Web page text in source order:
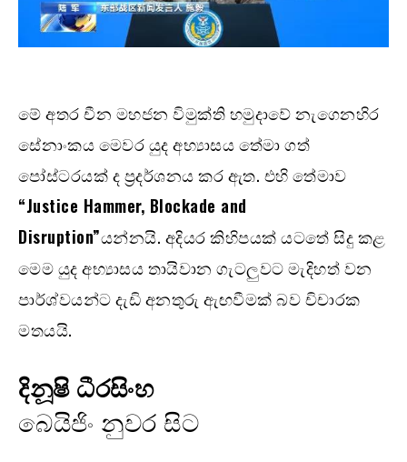
මේ අතර චීන මහජන විමුක්ති හමුදාවේ නැගෙනහිර
සේනාංකය මෙවර යුද අභ්‍යාසය තේමා ගත්
පෝස්ටරයක් ද ප්‍රදර්ශනය කර ඇත. එහි තේමාව
“Justice Hammer, Blockade and
Disruption”යන්නයි. අදියර කිහිපයක් යටතේ සිදු කළ
මෙම යුද අභ්‍යාසය තායිවාන ගැටලුවට මැදිහත් වන
පාර්ශ්වයන්ට දැඩි අනතුරු ඇඟවීමක් බව චිචාරක
මතයයි.
දිනූෂි ධීරසිංහ
බෙයිජිං නුවර සිට